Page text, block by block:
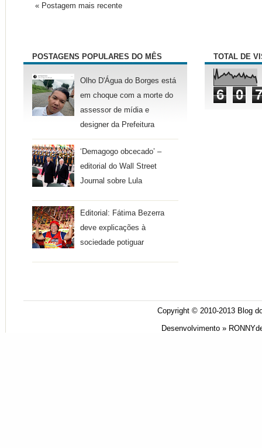
« Postagem mais recente
POSTAGENS POPULARES DO MÊS
Olho D'Água do Borges está
em choque com a morte do
assessor de mídia e
designer da Prefeitura
‘Demagogo obcecado’ –
editorial do Wall Street
Journal sobre Lula
Editorial: Fátima Bezerra
deve explicações à
sociedade potiguar
TOTAL DE
6 0 7
Copyright © 2010-2013 Blog
Desenvolvimento »